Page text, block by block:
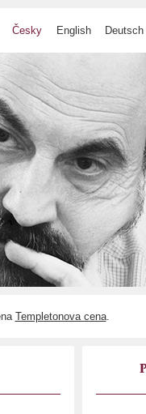
Česky English Deutsch
Templetonova cena.